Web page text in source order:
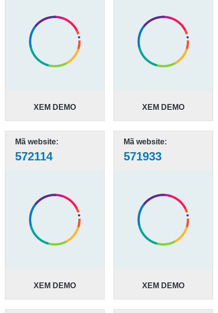
XEM DEMO XEM DEMO
Mã website:
572114
XEM DEMO
Mã website:
571933
XEM DEMO